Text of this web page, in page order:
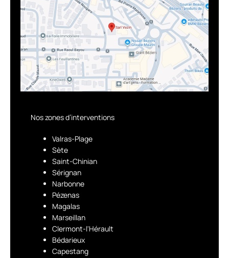
Nos zones d’interventions
Valras-Plage
Sète
Saint-Chinian
Sérignan
Narbonne
Pézenas
Magalas
Marseillan
Clermont-l'Hérault
Bédarieux
Capestang